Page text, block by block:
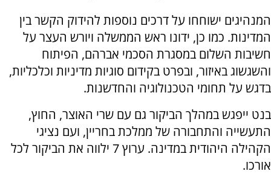
המנהיגים ישוחחו על דרכים נוספות להידוק הקשר בין
המדינות. כמו כן, ידונו ראש הממשלה ויורש העצר על
חשיבות השלום במסגרת הסכמי אברהם, הפיתוח
והשגשוג באיזור, ובפרט בקידום סוגיות מדיניות וכלכליות,
בדגש על תחומי הטכנולוגיה והחדשנות.
בנט ייפגש במהלך הביקור גם עם שרי האוצר, החוץ,
התעשייה והתחבורה של ממלכת בחריין, ועם נציגי
הקהילה היהודית במדינה. ערוץ 7 ילווה את הביקור לכל
אורכו.